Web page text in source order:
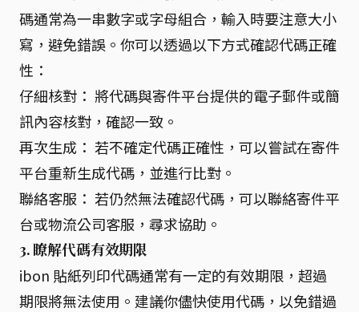
碼通常為一串數字或字母組合，輸入時要注意大小
寫，避免錯誤。你可以透過以下方式確認代碼正確
性：
仔細核對： 將代碼與寄件平台提供的電子郵件或簡
訊內容核對，確認一致。
再次生成： 若不確定代碼正確性，可以嘗試在寄件
平台重新生成代碼，並進行比對。
聯絡客服： 若仍然無法確認代碼，可以聯絡寄件平
台或物流公司客服，尋求協助。
3. 瞭解代碼有效期限
ibon 貼紙列印代碼通常有一定的有效期限，超過
期限將無法使用。建議你儘快使用代碼，以免錯過